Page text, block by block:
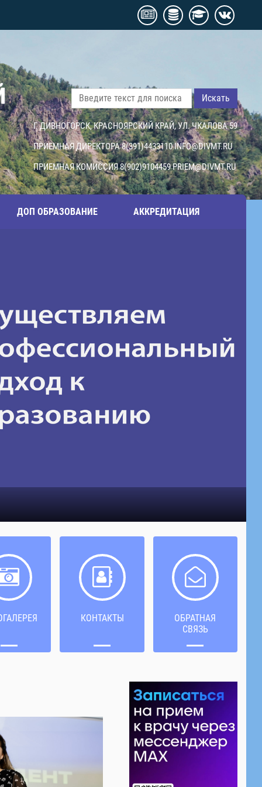
Искать
Г. ДИВНОГОРСК, КРАСНОЯРСКИЙ КРАЙ, УЛ. ЧКАЛОВА 59
ПРИЕМНАЯ ДИРЕКТОРА 8(391)4433110INFO@DIVMT.RU
ПРИЕМНАЯ КОМИССИЯ 8(902)9104459PRIEM@DIVMT.RU
ДОП ОБРАЗОВАНИЕ АККРЕДИТАЦИЯ
КОНТАКТЫ
ОБРАТНАЯ
СВЯЗЬ